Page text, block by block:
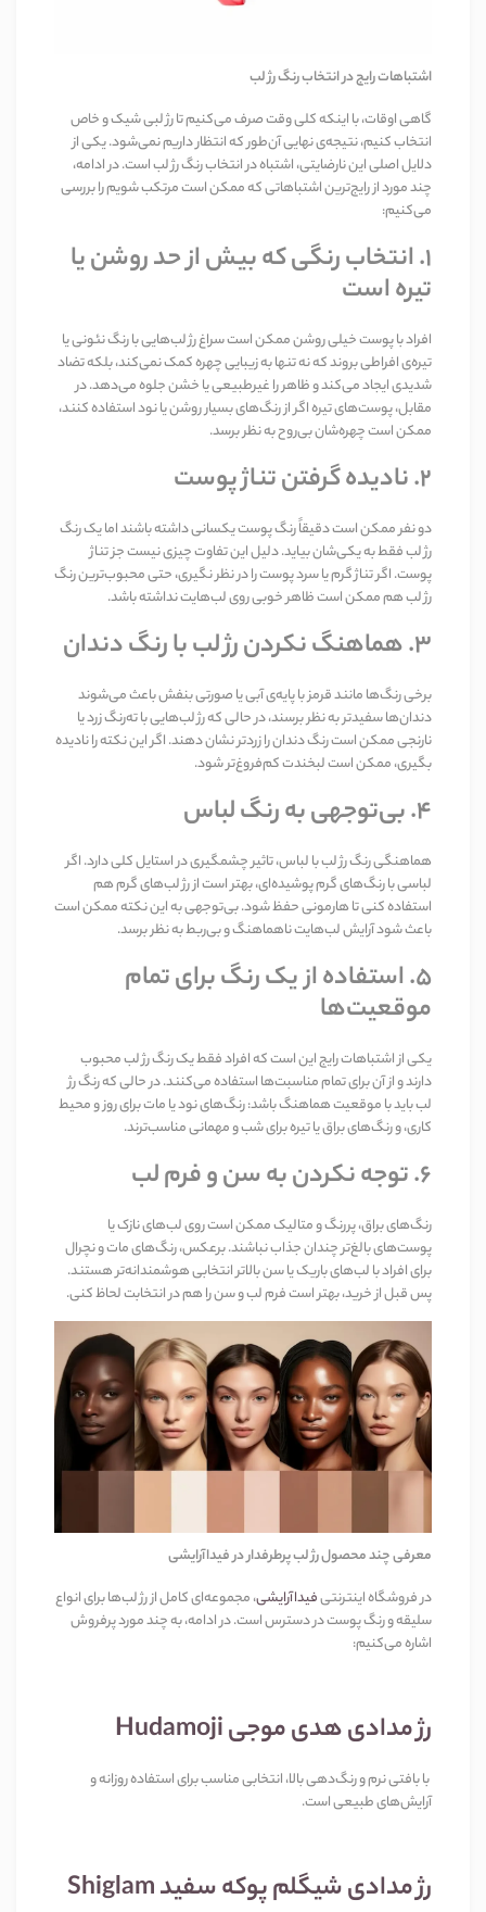
اشتباهات رایج در انتخاب رنگ رژ لب
گاهی اوقات، با اینکه کلی وقت صرف می‌کنیم تا رژ لبی شیک و خاص
انتخاب کنیم، نتیجه‌ی نهایی آن‌طور که انتظار داریم نمی‌شود. یکی از
دلایل اصلی این نارضایتی، اشتباه در انتخاب رنگ رژ لب است. در ادامه،
چند مورد از رایج‌ترین اشتباهاتی که ممکن است مرتکب شویم را بررسی
می‌کنیم:
۱. انتخاب رنگی که بیش از حد روشن یا
تیره است
افراد با پوست خیلی روشن ممکن است سراغ رژ لب‌هایی با رنگ نئونی یا
تیره‌ی افراطی بروند که نه تنها به زیبایی چهره کمک نمی‌کند، بلکه تضاد
شدیدی ایجاد می‌کند و ظاهر را غیرطبیعی یا خشن جلوه می‌دهد. در
مقابل، پوست‌های تیره اگر از رنگ‌های بسیار روشن یا نود استفاده کنند،
ممکن است چهره‌شان بی‌روح به نظر برسد.
۲. نادیده گرفتن تناژ پوست
دو نفر ممکن است دقیقاً رنگ پوست یکسانی داشته باشند اما یک رنگ
رژ لب فقط به یکی‌شان بیاید. دلیل این تفاوت چیزی نیست جز تناژ
پوست. اگر تناژ گرم یا سرد پوست را در نظر نگیری، حتی محبوب‌ترین رنگ
رژ لب هم ممکن است ظاهر خوبی روی لب‌هایت نداشته باشد.
۳. هماهنگ نکردن رژ لب با رنگ دندان
برخی رنگ‌ها مانند قرمز با پایه‌ی آبی یا صورتی بنفش باعث می‌شوند
دندان‌ها سفیدتر به نظر برسند، در حالی که رژ لب‌هایی با ته‌رنگ زرد یا
نارنجی ممکن است رنگ دندان را زردتر نشان دهند. اگر این نکته را نادیده
بگیری، ممکن است لبخندت کم‌فروغ‌تر شود.
۴. بی‌توجهی به رنگ لباس
هماهنگی رنگ رژ لب با لباس، تاثیر چشمگیری در استایل کلی دارد. اگر
لباسی با رنگ‌های گرم پوشیده‌ای، بهتر است از رژ لب‌های گرم هم
استفاده کنی تا هارمونی حفظ شود. بی‌توجهی به این نکته ممکن است
باعث شود آرایش لب‌هایت ناهماهنگ و بی‌ربط به نظر برسد.
۵. استفاده از یک رنگ برای تمام
موقعیت‌ها
یکی از اشتباهات رایج این است که افراد فقط یک رنگ رژ لب محبوب
دارند و از آن برای تمام مناسبت‌ها استفاده می‌کنند. در حالی که رنگ رژ
لب باید با موقعیت هماهنگ باشد: رنگ‌های نود یا مات برای روز و محیط
کاری، و رنگ‌های براق یا تیره برای شب و مهمانی مناسب‌ترند.
۶. توجه نکردن به سن و فرم لب
رنگ‌های براق، پررنگ و متالیک ممکن است روی لب‌های نازک یا
پوست‌های بالغ‌تر چندان جذاب نباشند. برعکس، رنگ‌های مات و نچرال
برای افراد با لب‌های باریک یا سن بالاتر انتخابی هوشمندانه‌تر هستند.
پس قبل از خرید، بهتر است فرم لب و سن را هم در انتخابت لحاظ کنی.
معرفی چند محصول رژ لب پرطرفدار در فیداآرایشی
در فروشگاه اینترنتیفیداآرایشی، مجموعه‌ای کامل از رژ لب‌ها برای انواع
سلیقه و رنگ پوست در دسترس است. در ادامه، به چند مورد پرفروش
اشاره می‌کنیم:
رژ مدادی هدی موجی Hudamoji
با بافتی نرم و رنگ‌دهی بالا، انتخابی مناسب برای استفاده روزانه و
آرایش‌های طبیعی است.
رژ مدادی شیگلم پوکه سفید Shiglam